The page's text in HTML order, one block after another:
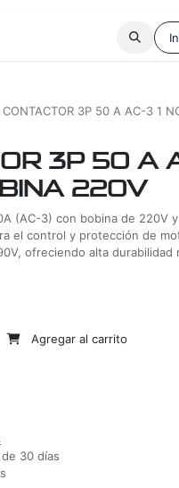
CONTACTOR 3P 50 A AC-3 1
3P 50 A
220V
(AC-3) con bobina de 220V
el control y protección de
ofreciendo alta durabilidad
Agregar al carrito
30 días